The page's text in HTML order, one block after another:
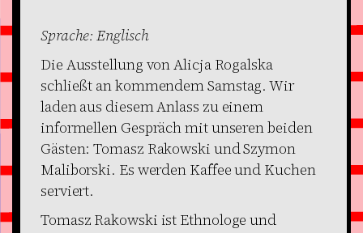
Sprache: Englisch
Die Ausstellung von Alicja Rogalska
schließt an kommendem Samstag. Wir
laden aus diesem Anlass zu einem
informellen Gespräch mit unseren beiden
Gästen: Tomasz Rakowski und Szymon
Maliborski. Es werden Kaffee und Kuchen
serviert.
Tomasz Rakowski ist Ethnologe und